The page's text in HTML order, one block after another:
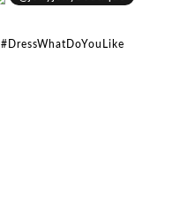
#DressWhatDoYouLike